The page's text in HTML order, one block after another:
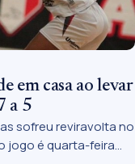
em casa ao levar
a 5
sofreu reviravolta no
jogo é quarta-feira